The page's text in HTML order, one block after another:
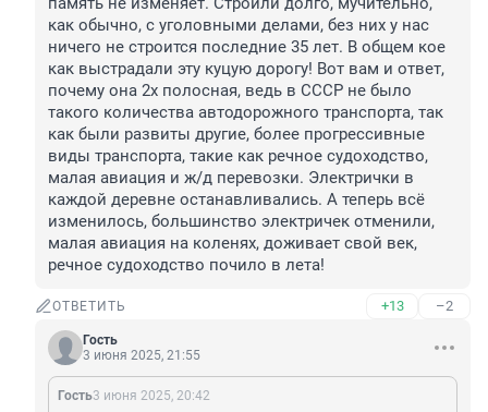
как обычно, с уголовными делами, без них у нас
ничего не строится последние 35 лет. В общем кое
как выстрадали эту куцую дорогу! Вот вам и ответ,
почему она 2х полосная, ведь в СССР не было
такого количества автодорожного транспорта, так
как были развиты другие, более прогрессивные
виды транспорта, такие как речное судоходство,
малая авиация и ж/д перевозки. Электрички в
каждой деревне останавливались. А теперь всё
изменилось, большинство электричек отменили,
малая авиация на коленях, доживает свой век,
речное судоходство почило в лета!
ОТВЕТИТЬ +13 –2
Гость
3 июня 2025, 21:55
Гость3 июня 2025, 20:42